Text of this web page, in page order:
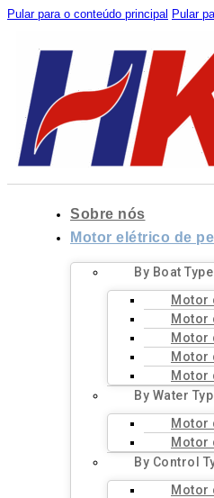
Pular para o conteúdo principal Pular
Sobre nós
Motor elétrico de
By Boat Type
Motor
Motor
Motor
Motor
Motor
By Water
Motor
Motor
By Control
Motor